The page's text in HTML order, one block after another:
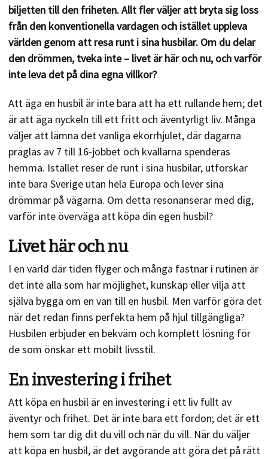
biljetten till den friheten. Allt fler väljer att bryta sig loss
från den konventionella vardagen och istället uppleva
världen genom att resa runt i sina husbilar. Om du delar
den drömmen, tveka inte – livet är här och nu, och varför
inte leva det på dina egna villkor?
Att äga en husbil är inte bara att ha ett rullande hem; det
är att äga nyckeln till ett fritt och äventyrligt liv. Många
väljer att lämna det vanliga ekorrhjulet, där dagarna
präglas av 7 till 16-jobbet och kvällarna spenderas
hemma. Istället reser de runt i sina husbilar, utforskar
inte bara Sverige utan hela Europa och lever sina
drömmar på vägarna. Om detta resonanserar med dig,
varför inte överväga att köpa din egen husbil?
Livet här och nu
I en värld där tiden flyger och många fastnar i rutinen är
det inte alla som har möjlighet, kunskap eller vilja att
själva bygga om en van till en husbil. Men varför göra det
när det redan finns perfekta hem på hjul tillgängliga?
Husbilen erbjuder en bekväm och komplett lösning för
de som önskar ett mobilt livsstil.
En investering i frihet
Att köpa en husbil är en investering i ett liv fullt av
äventyr och frihet. Det är inte bara ett fordon; det är ett
hem som tar dig dit du vill och när du vill. När du väljer
att köpa en husbil, är det avgörande att göra det på rätt